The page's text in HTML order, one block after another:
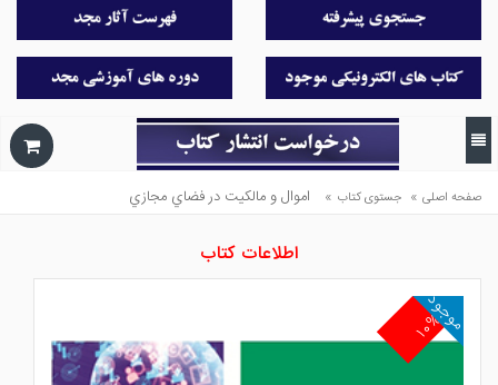
صفحه اصلی » جستوی کتاب » اموال و مالكيت در فضاي مجازي
اطلاعات کتاب
۱۰%
موجود